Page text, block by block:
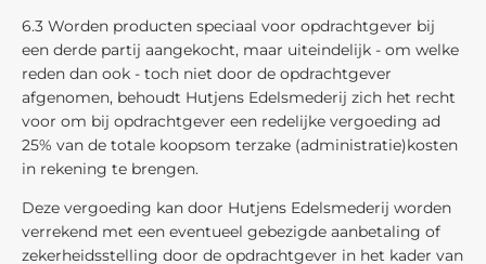
6.3 Worden producten speciaal voor opdrachtgever bij
een derde partij aangekocht, maar uiteindelijk - om welke
reden dan ook - toch niet door de opdrachtgever
afgenomen, behoudt Hutjens Edelsmederij zich het recht
voor om bij opdrachtgever een redelijke vergoeding ad
25% van de totale koopsom terzake (administratie)kosten
in rekening te brengen.
Deze vergoeding kan door Hutjens Edelsmederij worden
verrekend met een eventueel gebezigde aanbetaling of
zekerheidsstelling door de opdrachtgever in het kader van